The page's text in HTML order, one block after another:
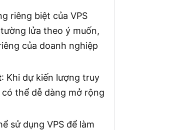
riêng biệt của VPS
lửa theo ý muốn,
của doanh nghiệp
: Khi dự kiến lượng truy
thể dễ dàng mở rộng
sử dụng VPS để làm